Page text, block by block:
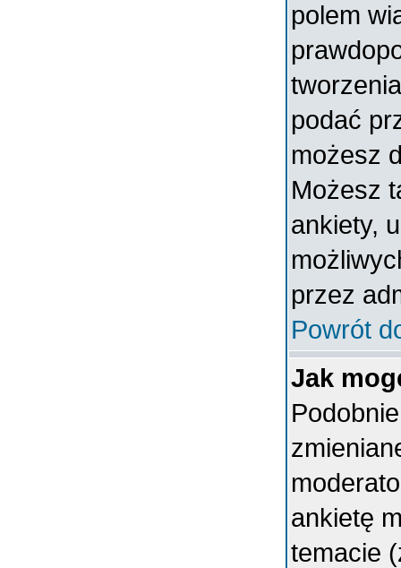
polem
podać
możesz
Możesz
ankiety,
przez
Powrót
Jak
ankietę
temacie